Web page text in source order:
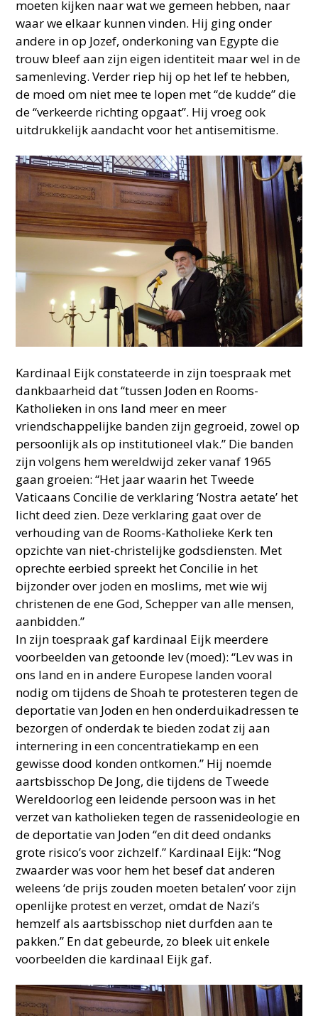
moeten kijken naar wat we gemeen hebben, naar
waar we elkaar kunnen vinden. Hij ging onder
andere in op Jozef, onderkoning van Egypte die
trouw bleef aan zijn eigen identiteit maar wel in de
samenleving. Verder riep hij op het lef te hebben,
de moed om niet mee te lopen met “de kudde” die
de “verkeerde richting opgaat”. Hij vroeg ook
uitdrukkelijk aandacht voor het antisemitisme.
Kardinaal Eijk constateerde in zijn toespraak met
dankbaarheid dat “tussen Joden en Rooms-
Katholieken in ons land meer en meer
vriendschappelijke banden zijn gegroeid, zowel op
persoonlijk als op institutioneel vlak.” Die banden
zijn volgens hem wereldwijd zeker vanaf 1965
gaan groeien: “Het jaar waarin het Tweede
Vaticaans Concilie de verklaring ‘Nostra aetate’ het
licht deed zien. Deze verklaring gaat over de
verhouding van de Rooms-Katholieke Kerk ten
opzichte van niet-christelijke godsdiensten. Met
oprechte eerbied spreekt het Concilie in het
bijzonder over joden en moslims, met wie wij
christenen de ene God, Schepper van alle mensen,
aanbidden.”
In zijn toespraak gaf kardinaal Eijk meerdere
voorbeelden van getoonde lev (moed): “Lev was in
ons land en in andere Europese landen vooral
nodig om tijdens de Shoah te protesteren tegen de
deportatie van Joden en hen onderduikadressen te
bezorgen of onderdak te bieden zodat zij aan
internering in een concentratiekamp en een
gewisse dood konden ontkomen.” Hij noemde
aartsbisschop De Jong, die tijdens de Tweede
Wereldoorlog een leidende persoon was in het
verzet van katholieken tegen de rassenideologie en
de deportatie van Joden “en dit deed ondanks
grote risico’s voor zichzelf.” Kardinaal Eijk: “Nog
zwaarder was voor hem het besef dat anderen
weleens ‘de prijs zouden moeten betalen’ voor zijn
openlijke protest en verzet, omdat de Nazi’s
hemzelf als aartsbisschop niet durfden aan te
pakken.” En dat gebeurde, zo bleek uit enkele
voorbeelden die kardinaal Eijk gaf.